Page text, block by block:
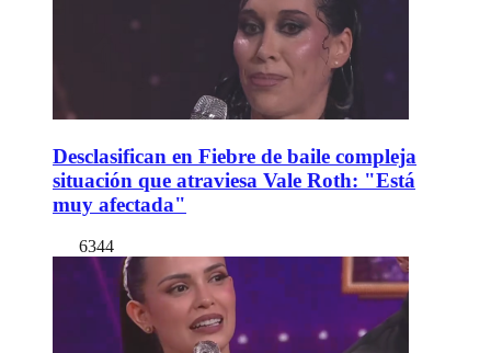
Desclasifican en Fiebre de baile compleja
situación que atraviesa Vale Roth: "Está
muy afectada"
6344